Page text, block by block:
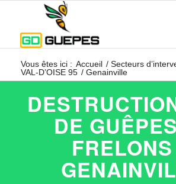
Vous êtes ici : Accueil / Secteurs
VAL-D’OISE 95 / Genainville
DE